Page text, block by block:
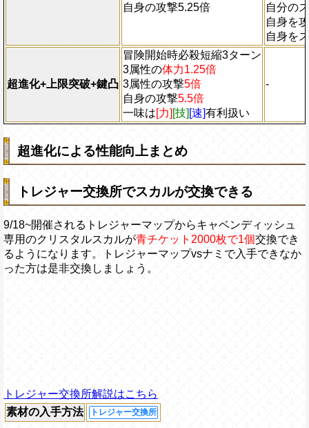
自身の攻撃5.25倍
自分の
自身を
自身を
超進化+上限突破+鍵凸
冒険開始時必殺短縮3ターン
3属性の体力1.25倍
3属性の攻撃5倍
自身の攻撃5.5倍
一味は[力] [技] [速]有利扱い
-
超進化による性能向上まとめ
トレジャー交換所でスカルが交換できる
9/18~開催されるトレジャーマップからキャベンディッシュ
専用のクリスタルスカルが青チケット2000枚で1個交換でき
るようになります。トレジャーマップvsナミで入手できなか
った方は是非交換しましょう。
トレジャー交換所解説はこちら
素材の入手方法
トレジャー交換所